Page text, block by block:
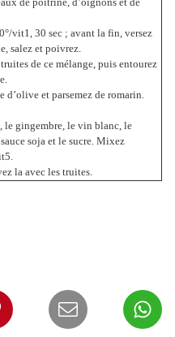
vit1, 30 sec ; avant la fin, versez
salez et poivrez.
de ce mélange, puis entourez
d’olive et parsemez de romarin.
le gingembre, le vin blanc, le
soja et le sucre. Mixez
la avec les truites.